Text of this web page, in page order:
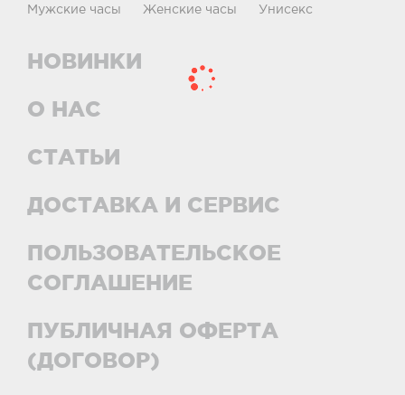
Мужские часы Женские часы Унисекс
НОВИНКИ
О НАС
СТАТЬИ
ДОСТАВКА И СЕРВИС
ПОЛЬЗОВАТЕЛЬСКОЕ
СОГЛАШЕНИЕ
ПУБЛИЧНАЯ ОФЕРТА
(ДОГОВОР)